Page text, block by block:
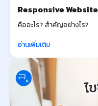
Responsive Website
คืออะไร? สำคัญอย่างไร?
อ่านเพิ่มเติม